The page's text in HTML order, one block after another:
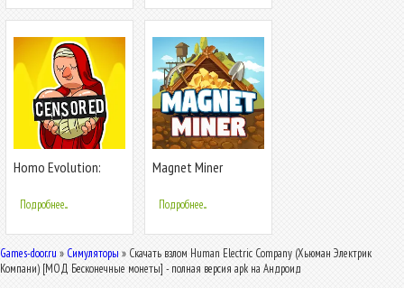
Homo Evolution:
Подробнее...
Magnet Miner
Подробнее...
Games-door.ru » Симуляторы » Скачать взлом Human Electric Company (Хьюман Электрик
Компани) [МОД Бесконечные монеты] - полная версия apk на Андроид